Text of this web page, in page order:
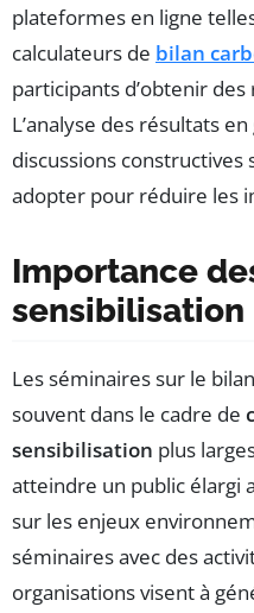
plateformes en ligne
calculateurs de bilan
participants d’obtenir
L’analyse des résultats
discussions constructives
adopter pour réduire les
Importance
sensibilisation
Les séminaires sur le
souvent dans le cadre de
sensibilisation plus
atteindre un public élargi
sur les enjeux
séminaires avec des
organisations visent à